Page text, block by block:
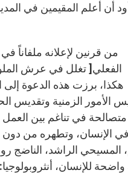
أن أعلم المقيمين في
من قرنين لإعلانه ملفاناً
الفعلي[ تغلل في عرش
الأمور الزمنية وتقديس
في تناغم بين العمل
الإنسان، وتطهره من دون
واضحة للإنسان،